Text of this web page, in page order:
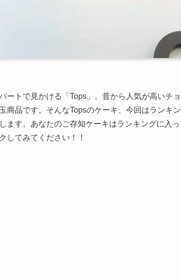
ートで見かける「Tops」。昔から人気が高いチ
商品です。そんなTopsのケーキ、今回はランキ
ます。あなたのご存知ケーキはランキングに入
してみてください！！